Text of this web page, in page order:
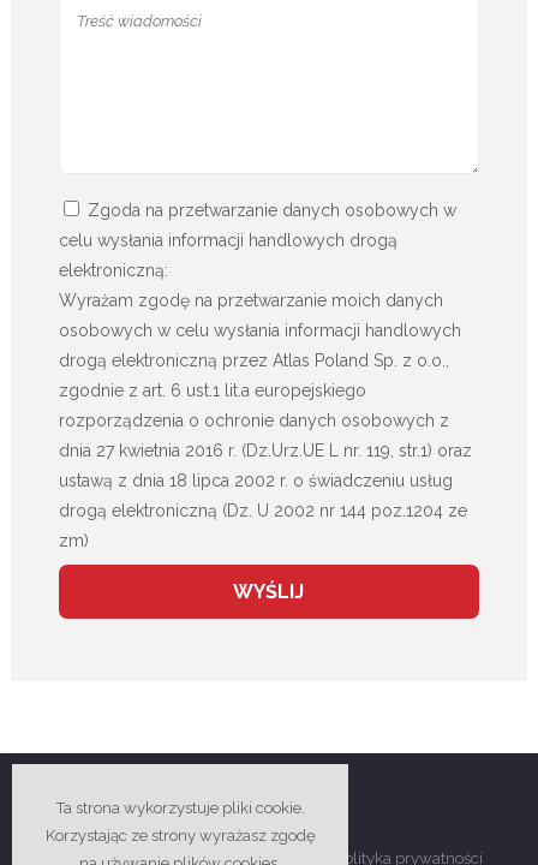
Zgoda na przetwarzanie danych osobowych w
celu wysłania informacji handlowych drogą
elektroniczną:
Wyrażam zgodę na przetwarzanie moich danych
osobowych w celu wysłania informacji handlowych
drogą elektroniczną przez Atlas Poland Sp. z o.o.,
zgodnie z art. 6 ust.1 lit.a europejskiego
rozporządzenia o ochronie danych osobowych z
dnia 27 kwietnia 2016 r. (Dz.Urz.UE L nr. 119, str.1) oraz
ustawą z dnia 18 lipca 2002 r. o świadczeniu usług
drogą elektroniczną (Dz. U 2002 nr 144 poz.1204 ze
zm)
Copyright © 2018-2026 Atlas Poland - Polityka prywatności
Ta strona wykorzystuje pliki cookie.
Korzystając ze strony wyrażasz zgodę